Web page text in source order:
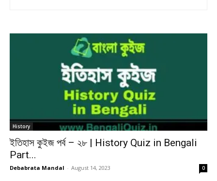
History
ইতিহাস কুইজ পর্ব – ২৮ | History Quiz in Bengali
Part...
Debabrata Mandal - August 14, 2023 0